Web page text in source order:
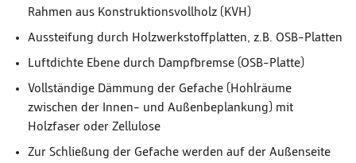
Rahmen aus Konstruktionsvollholz (KVH)
Aussteifung durch Holzwerkstoffplatten, z.B. OSB-Platten
Luftdichte Ebene durch Dampfbremse (OSB-Platte)
Vollständige Dämmung der Gefache (Hohlräume
zwischen der Innen- und Außenbeplankung) mit
Holzfaser oder Zellulose
Zur Schließung der Gefache werden auf der Außenseite